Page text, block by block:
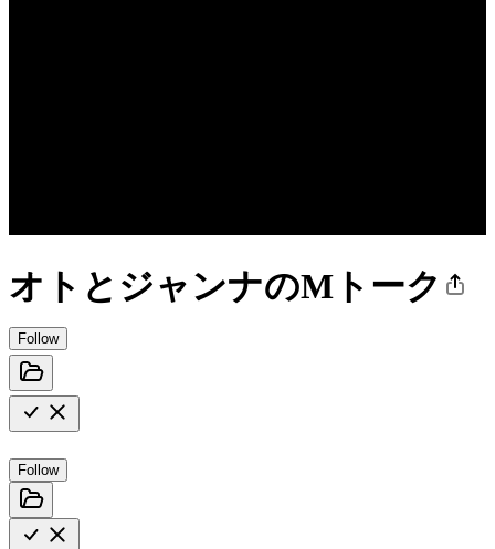
オトとジャンナのMトーク
Follow
Follow